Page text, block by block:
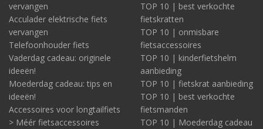
vervangen
Acculader elektrische fiets
vervangen
Telefoonhouder fiets
Vaderdag cadeau: originele
ideeën!
Moederdag cadeau: tips en
ideeën!
Accessoires voor longtailfiets
> Méér fietsaccessoires
TOP 10 | best verkochte
fietskratten
TOP 10 | onmisbare
fietsaccessoires
TOP 10 | kinderfietshelm
aanbieding
TOP 10 | fietskrat aanbieding
TOP 10 | best verkochte
fietsmanden
TOP 10 | Moederdag cadeau